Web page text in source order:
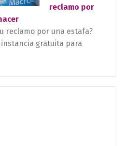
reclamo por
reclamo por una estafa?
gratuita para